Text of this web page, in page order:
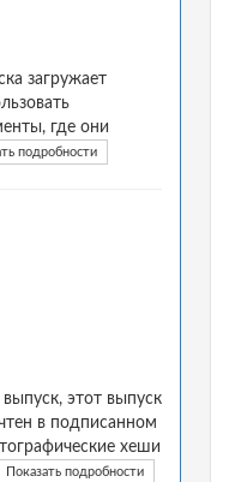
загружает
где они
подробности
этот выпуск
в подписанном
хеши
Показать подробности